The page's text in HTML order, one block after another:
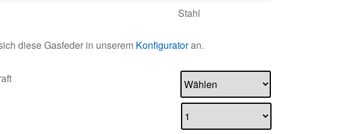
Stahl
diese Gasfeder in unserem Konfiguratoran.